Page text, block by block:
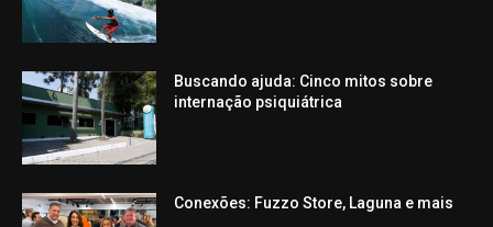
Buscando ajuda: Cinco mitos sobre
internação psiquiátrica
Conexões: Fuzzo Store, Laguna e mais